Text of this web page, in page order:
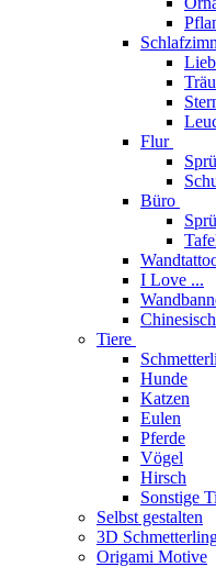
Flur
Büro
I Love ...
Tiere
Hunde
Katzen
Eulen
Pferde
Vögel
Hirsch
Sonstige
Selbst gestalten
3D
Origami Motive